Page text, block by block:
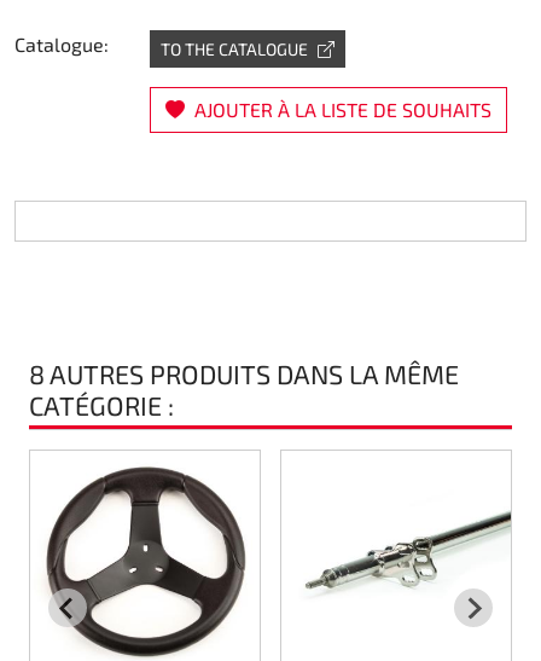
Catalogue: TO THE CATALOGUE
AJOUTER À LA LISTE DE SOUHAITS
8 AUTRES PRODUITS DANS LA MÊME
CATÉGORIE :
Direction
Plastique accessoires
Axe arrieres
RIMO Pièces d'origine
Rotax EVO DD2
Rotax EVO-MAX